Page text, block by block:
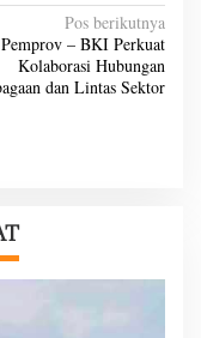
Pos berikutnya
Pemprov – BKI Perkuat
Kolaborasi Hubungan
dan Lintas Sektor